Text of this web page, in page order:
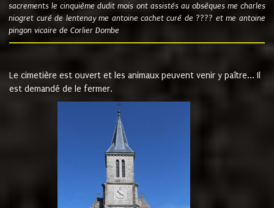
sacrements le cinquième dudit mois ont assistés au obsèques me charles
niogret curé de lentenay me antoine cachet curé de ???? et me antoine
pingon vicaire de Corlier Dombe
Le cimetière est ouvert et les animaux peuvent venir y paître... Il
est demandé de le fermer.